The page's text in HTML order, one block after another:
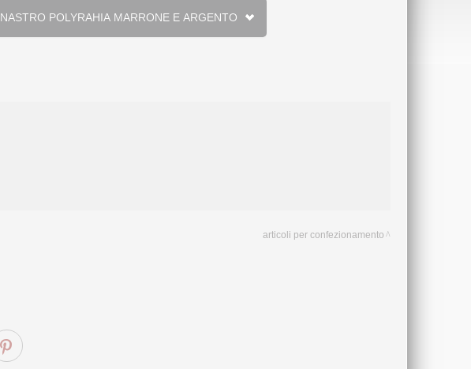
RICHIESTA INFORMAZIONI NASTRO POLYRAHIA MARRONE E ARGENTO
articoli per confezionamento